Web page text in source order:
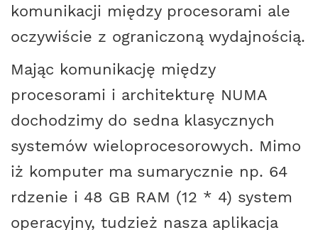
komunikacji między procesorami ale
oczywiście z ograniczoną wydajnością.
Mając komunikację między
procesorami i architekturę NUMA
dochodzimy do sedna klasycznych
systemów wieloprocesorowych. Mimo
iż komputer ma sumarycznie np. 64
rdzenie i 48 GB RAM (12 * 4) system
operacyjny, tudzież nasza aplikacja